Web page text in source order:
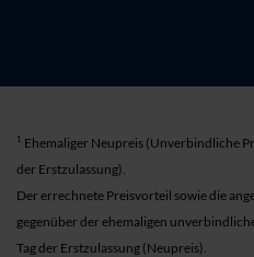
1 Ehemaliger Neupreis (Unverbindliche
der Erstzulassung).
Der errechnete Preisvorteil sowie die
gegenüber der ehemaligen
Tag der Erstzulassung (Neupreis).